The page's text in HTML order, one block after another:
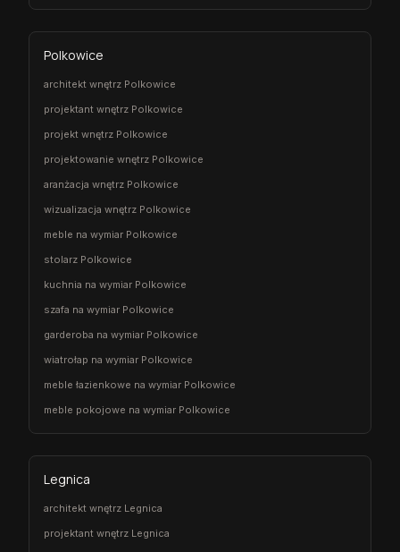
Polkowice
architekt wnętrz Polkowice
projektant wnętrz Polkowice
projekt wnętrz Polkowice
projektowanie wnętrz Polkowice
aranżacja wnętrz Polkowice
wizualizacja wnętrz Polkowice
meble na wymiar Polkowice
stolarz Polkowice
kuchnia na wymiar Polkowice
szafa na wymiar Polkowice
garderoba na wymiar Polkowice
wiatrołap na wymiar Polkowice
meble łazienkowe na wymiar Polkowice
meble pokojowe na wymiar Polkowice
Legnica
architekt wnętrz Legnica
projektant wnętrz Legnica